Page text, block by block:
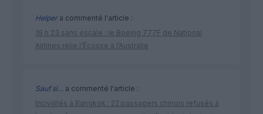
Helpera commenté l'article :
19 h 23 sans escale : le Boeing 777F de National
Airlines relie l’Écosse à l’Australie
Sauf si… a commenté l'article :
Incivilités à Bangkok : 22 passagers chinois refusés à